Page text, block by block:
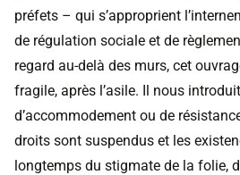
préfets – qui s’approprient
de régulation sociale et de
regard au-delà des murs, cet
fragile, après l’asile. Il nous
d’accommodement ou de
droits sont suspendus et les
longtemps du stigmate de la folie,